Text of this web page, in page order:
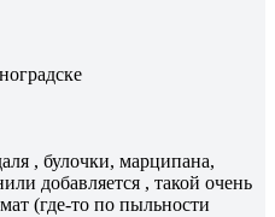
, булочки, марципана,
добавляется , такой очень
(где-то по пыльности